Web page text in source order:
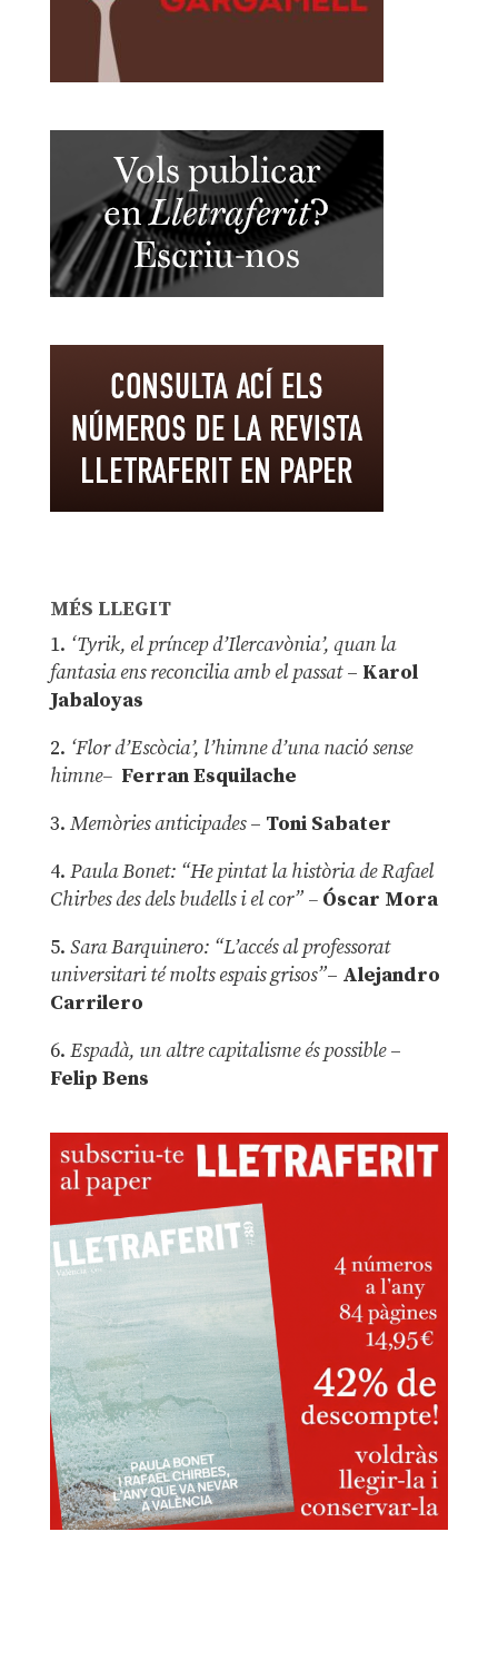
MÉS LLEGIT
1. ‘Tyrik, el príncep d’Ilercavònia’, quan la
fantasia ens reconcilia amb el passat– Karol
Jabaloyas
2. ‘Flor d’Escòcia’, l’himne d’una nació sense
himne– Ferran Esquilache
3. Memòries anticipades– Toni Sabater
4. Paula Bonet: “He pintat la història de Rafael
Chirbes des dels budells i el cor” –Óscar Mora
5. Sara Barquinero: “L’accés al professorat
universitari té molts espais grisos”– Alejandro
Carrilero
6. Espadà, un altre capitalisme és possible –
Felip Bens